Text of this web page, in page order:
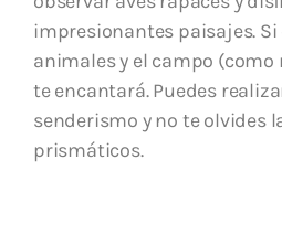
impresionantes paisajes.
animales y el campo
te encantará. Puedes
senderismo y no te olvides
prismáticos.